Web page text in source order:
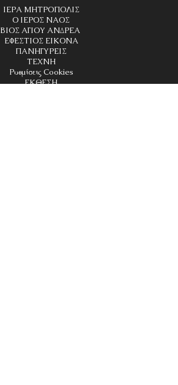
ΙΕΡΑ ΜΗΤΡΟΠΟΛΙΣ
Ο ΙΕΡΟΣ ΝΑΟΣ
ΒΙΟΣ ΑΓΙΟΥ ΑΝΔΡΕΑ
ΕΦΕΣΤΙΟΣ ΕΙΚΟΝΑ
ΠΑΝΗΓΥΡΕΙΣ
ΤΕΧΝΗ
Ρυθμίσεις Cookies
ΕΚΘΕΣΗ